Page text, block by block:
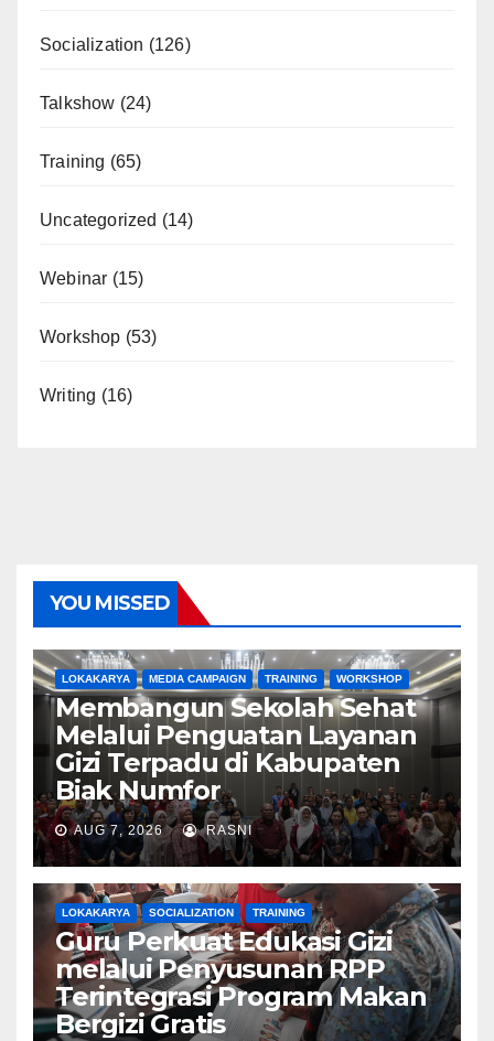
Socialization (126)
Talkshow (24)
Training (65)
Uncategorized (14)
Webinar (15)
Workshop (53)
Writing (16)
YOU MISSED
LOKAKARYA MEDIA CAMPAIGN TRAINING WORKSHOP
Membangun Sekolah Sehat
Melalui Penguatan Layanan
Gizi Terpadu di Kabupaten
Biak Numfor
AUG 7, 2026 RASNI
LOKAKARYA SOCIALIZATION TRAINING
Guru Perkuat Edukasi Gizi
melalui Penyusunan RPP
Terintegrasi Program Makan
Bergizi Gratis